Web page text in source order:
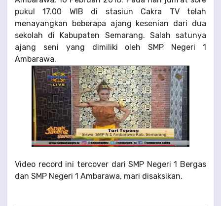
pukul 17.00 WIB di stasiun Cakra TV telah
menayangkan beberapa ajang kesenian dari dua
sekolah di Kabupaten Semarang. Salah satunya
ajang seni yang dimiliki oleh SMP Negeri 1
Ambarawa.
Video record ini tercover dari SMP Negeri 1 Bergas
dan SMP Negeri 1 Ambarawa, mari disaksikan.